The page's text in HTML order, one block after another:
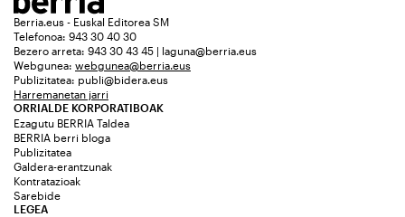
Berria.eus - Euskal Editorea SM
Telefonoa: 943 30 40 30
Bezero arreta: 943 30 43 45 | laguna@berria.eus
Webgunea: webgunea@berria.eus
Publizitatea: publi@bidera.eus
Harremanetan jarri
ORRIALDE KORPORATIBOAK
Ezagutu BERRIA Taldea
BERRIA berri bloga
Publizitatea
Galdera-erantzunak
Kontratazioak
Sarebide
LEGEA